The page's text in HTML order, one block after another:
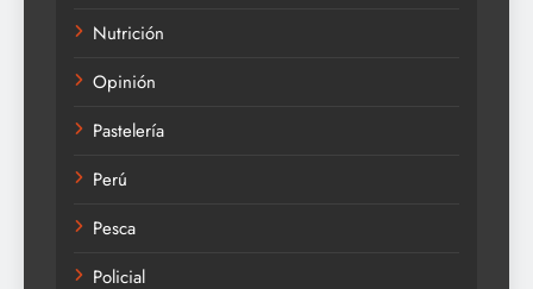
Nutrición
Opinión
Pastelería
Perú
Pesca
Policial